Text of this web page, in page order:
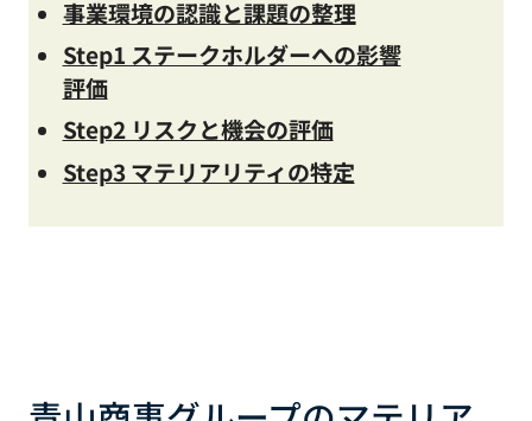
事業環境の認識と課題の整理
Step1 ステークホルダーへの影響
評価
Step2 リスクと機会の評価
Step3 マテリアリティの特定